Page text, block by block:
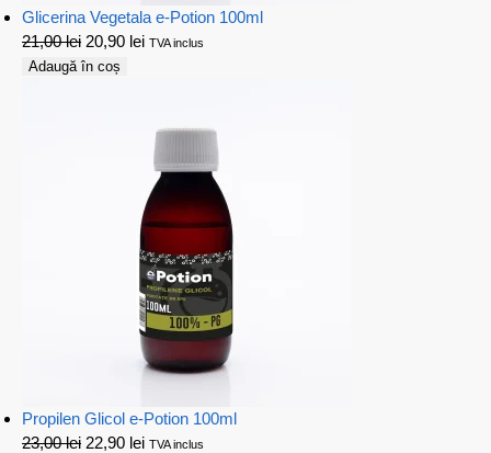
Glicerina Vegetala e-Potion 100ml
21,00lei 20,90 lei TVA inclus
Adaugă în coș
Propilen Glicol e-Potion 100ml
23,00lei 22,90 lei TVA inclus